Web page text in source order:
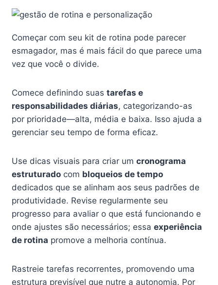
Começar com seu kit de rotina pode parecer
esmagador, mas é mais fácil do que parece uma
vez que você o divide.
Comece definindo suas tarefas e
responsabilidades diárias, categorizando-as
por prioridade—alta, média e baixa. Isso ajuda a
gerenciar seu tempo de forma eficaz.
Use dicas visuais para criar um cronograma
estruturado com bloqueios de tempo
dedicados que se alinham aos seus padrões de
produtividade. Revise regularmente seu
progresso para avaliar o que está funcionando e
onde ajustes são necessários; essa experiência
de rotina promove a melhoria contínua.
Rastreie tarefas recorrentes, promovendo uma
estrutura previsível que nutre a autonomia. Por